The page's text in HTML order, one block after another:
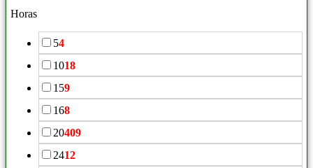
Horas
54
1018
159
168
20409
2412